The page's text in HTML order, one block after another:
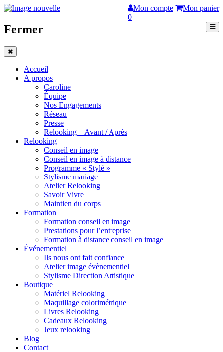
Mon compte
Mon panier
0
Fermer
Accueil
A propos
Caroline
Équipe
Nos Engagements
Réseau
Presse
Relooking – Avant / Après
Relooking
Conseil en image
Conseil en image à distance
Programme « Stylé »
Stylisme mariage
Atelier Relooking
Savoir Vivre
Maintien du corps
Formation
Formation conseil en image
Prestations pour l’entreprise
Formation à distance conseil en image
Événementiel
Ils nous ont fait confiance
Atelier image évènementiel
Stylisme Direction Artistique
Boutique
Matériel Relooking
Maquillage colorimétrique
Livres Relooking
Cadeaux Relooking
Jeux relooking
Blog
Contact